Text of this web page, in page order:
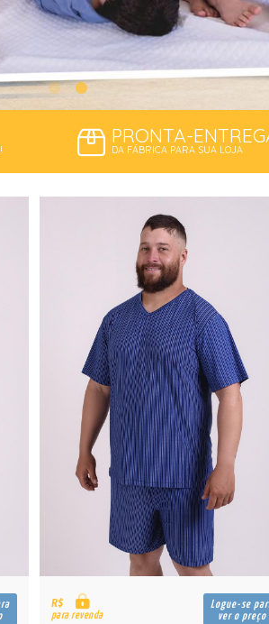
PRONTA-
DA FÁBRICA PARA SUA LOJA
R$
para revenda
Logue-se
ver o preço